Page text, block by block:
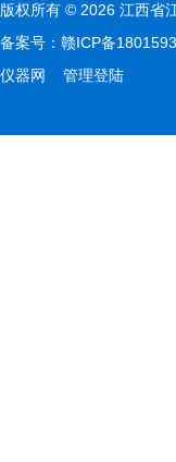
版权所有 © 2026 江西省
备案号： 赣ICP备
仪器网
管理登陆